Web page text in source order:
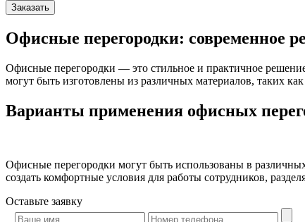
Заказать
Офисные перегородки: современное
Офисные перегородки — это стильное и практичное
могут быть изготовлены из различных материалов, таких
Варианты применения офисных
Офисные перегородки могут быть использованы в
создать комфортные условия для работы сотрудников,
Оставьте заявку